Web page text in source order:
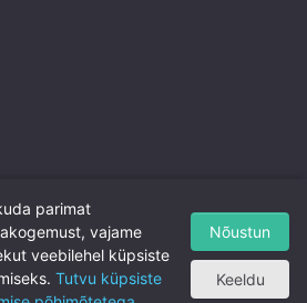
parimat
vajame
veebilehel küpsiste
Tutvu küpsiste
Nõustun
Keeldu